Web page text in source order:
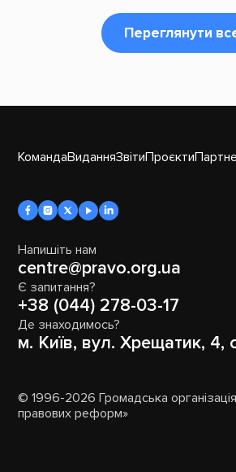
Переглянути
КомандаВиданняЗвітиПроєкти
Напишіть нам
centre@pravo.org.ua
Є запитання?
+38 (044) 278-03-17
Де знаходимось?
м. Київ, вул. Хрещатик, 4,
© 1996-2026 Громадська
правових реформ»